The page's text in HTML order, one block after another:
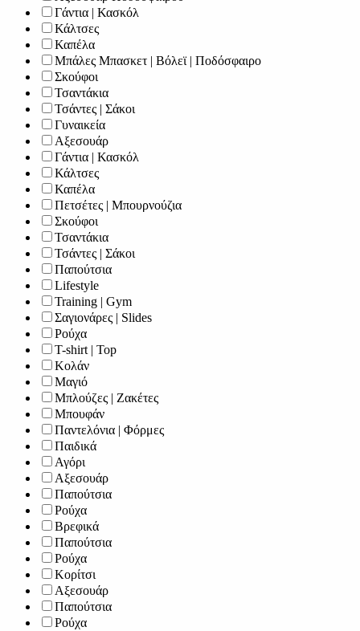
Γάντια | Κασκόλ
Κάλτσες
Καπέλα
Μπάλες Μπασκετ | Βόλεϊ | Ποδόσφαιρο
Σκούφοι
Τσαντάκια
Τσάντες | Σάκοι
Γυναικεία
Αξεσουάρ
Γάντια | Κασκόλ
Κάλτσες
Καπέλα
Πετσέτες | Μπουρνούζια
Σκούφοι
Τσαντάκια
Τσάντες | Σάκοι
Παπούτσια
Lifestyle
Training | Gym
Σαγιονάρες | Slides
Ρούχα
T-shirt | Top
Κολάν
Μαγιό
Μπλούζες | Ζακέτες
Μπουφάν
Παντελόνια | Φόρμες
Παιδικά
Αγόρι
Αξεσουάρ
Παπούτσια
Ρούχα
Βρεφικά
Παπούτσια
Ρούχα
Κορίτσι
Αξεσουάρ
Παπούτσια
Ρούχα